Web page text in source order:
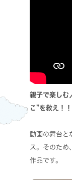
親子で楽しむ
こ”を救え！！
動画の舞台と
ス。そのため
作品です。